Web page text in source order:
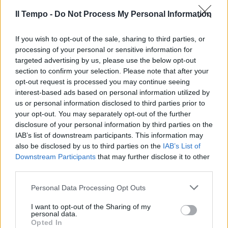
Il Tempo - Do Not Process My Personal Information
If you wish to opt-out of the sale, sharing to third parties, or
processing of your personal or sensitive information for
targeted advertising by us, please use the below opt-out
section to confirm your selection. Please note that after your
opt-out request is processed you may continue seeing
interest-based ads based on personal information utilized by
us or personal information disclosed to third parties prior to
your opt-out. You may separately opt-out of the further
disclosure of your personal information by third parties on the
IAB’s list of downstream participants. This information may
also be disclosed by us to third parties on the IAB’s List of
Downstream Participants that may further disclose it to other
Personal Data Processing Opt Outs
I want to opt-out of the Sharing of my
personal data.
Opted In